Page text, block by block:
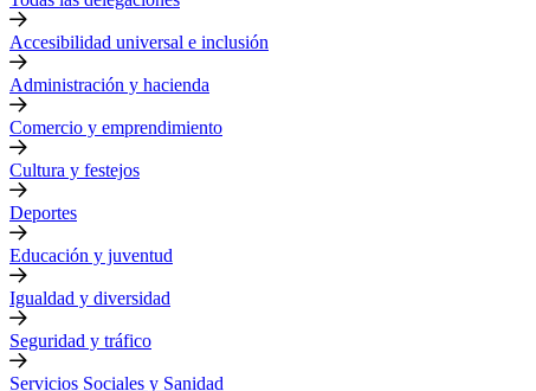
Accesibilidad universal e inclusión
Administración y hacienda
Comercio y emprendimiento
Cultura y festejos
Deportes
Educación y juventud
Igualdad y diversidad
Seguridad y tráfico
Servicios Sociales y Sanidad